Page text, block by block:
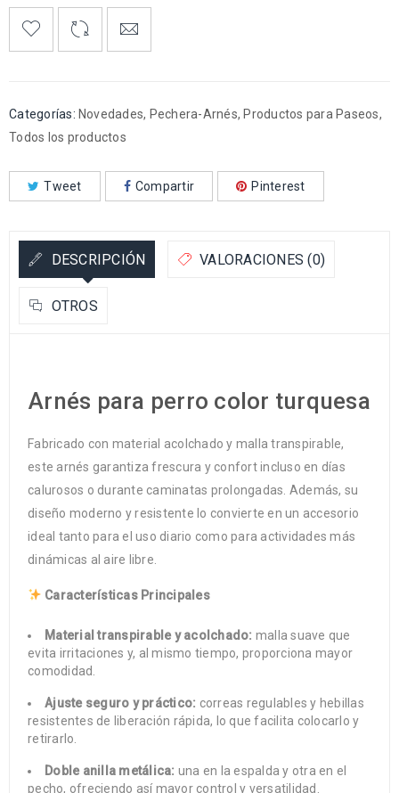
Categorías: Novedades, Pechera-Arnés, Productos para Paseos,
Todos los productos
Tweet Compartir Pinterest
DESCRIPCIÓN VALORACIONES (0)
OTROS
Arnés para perro color turquesa
Fabricado con material acolchado y malla transpirable,
este arnés garantiza frescura y confort incluso en días
calurosos o durante caminatas prolongadas. Además, su
diseño moderno y resistente lo convierte en un accesorio
ideal tanto para el uso diario como para actividades más
dinámicas al aire libre.
Características Principales
Material transpirable y acolchado: malla suave que
evita irritaciones y, al mismo tiempo, proporciona mayor
comodidad.
Ajuste seguro y práctico: correas regulables y hebillas
resistentes de liberación rápida, lo que facilita colocarlo y
retirarlo.
Doble anilla metálica: una en la espalda y otra en el
pecho, ofreciendo así mayor control y versatilidad.